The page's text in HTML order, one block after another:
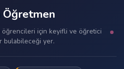
Öğretmen
için keyifli ve öğretici
bulabileceği yer.